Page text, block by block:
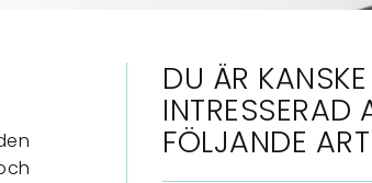
DU ÄR
INTRESSERAD
FÖLJANDE